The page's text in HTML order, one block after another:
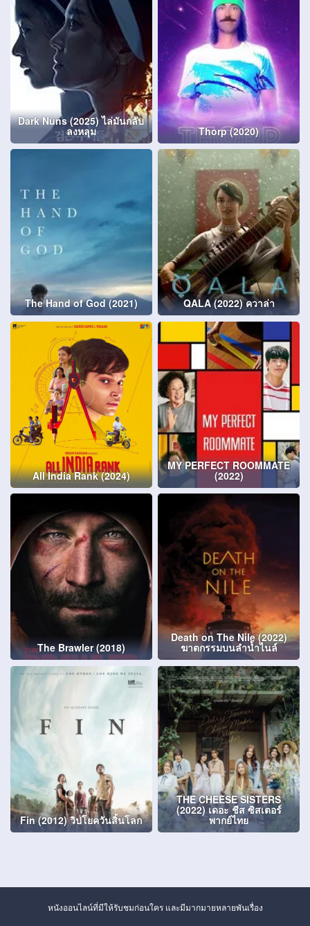
Dark Nuns (2025) ไล่มันกลับ
ลงหลุม Thorp (2020)
The Hand of God (2021) QALA (2022) ควาล่า
All India Rank (2024)
MY PERFECT ROOMMATE
(2022)
The Brawler (2018)
Death on The Nile (2022)
ฆาตกรรมบนลำน้ำไนล์
Fin (2012) วิปโยควันสิ้นโลก
THE CHEESE SISTERS
(2022) เดอะ ชีส ซิสเตอร์
พากย์ไทย
หนังออนไลน์ที่มีให้รับชมก่อนใคร และมีมากมายหลายพันเรื่อง